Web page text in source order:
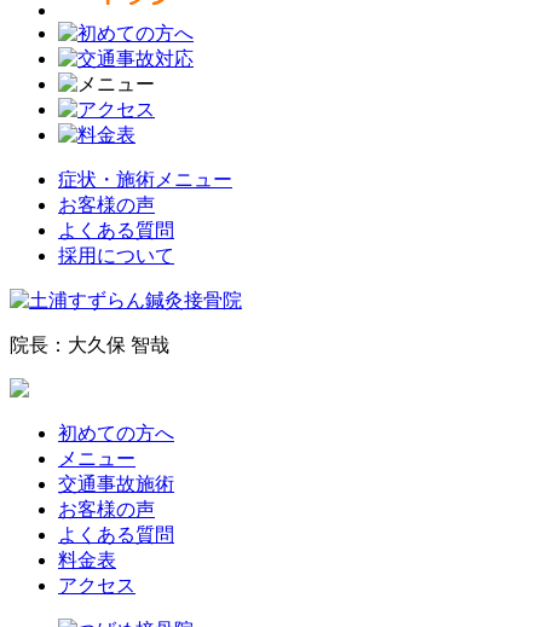
症状・施術メニュー
お客様の声
よくある質問
採用について
院長：大久保 智哉
初めての方へ
メニュー
交通事故施術
お客様の声
よくある質問
料金表
アクセス